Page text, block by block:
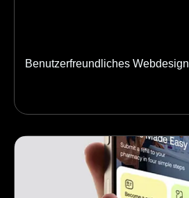
Benutzerfreundliches Webdesign